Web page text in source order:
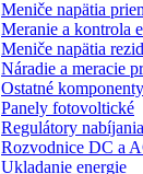
Meniče napätia
Meranie a kontrola
Meniče napätia
Náradie a meracie
Ostatné komponenty
Panely fotovoltické
Regulátory nabíjania
Rozvodnice DC a
Ukladanie energie